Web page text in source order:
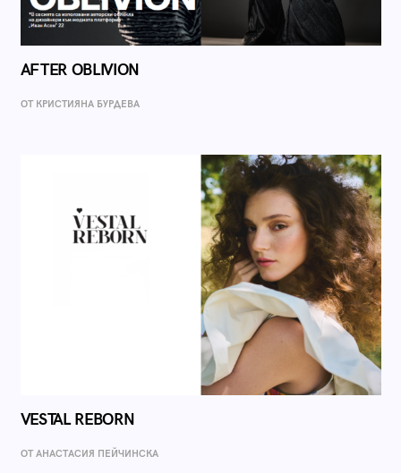
AFTER OBLIVION
ОТ КРИСТИЯНА БУРДЕВА
VESTAL REBORN
ОТ AНАСТАСИЯ ПЕЙЧИНСКА